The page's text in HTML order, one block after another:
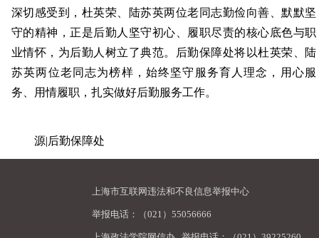
深切感受到，杜英荣、陆苏英两位老同志勤俭向善、默默坚
守的精神，正是后勤人坚守初心、履职尽责的核心底色与职
业情怀，为后勤人树立了典范。后勤保障处将以杜英荣、陆
苏英两位老同志为榜样，始终坚守服务育人理念，用心服
务、用情履职，扎实做好后勤服务工作。
源|后勤保障处
上海市互联网违法和不良信息举报中心
举报电话：（021）55056666